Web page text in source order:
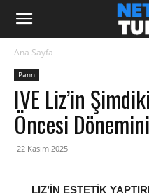
Ana Sayfa
Pann
IVE Liz’in
Öncesi
22 Kasım 2025
LIZ’İN ESTETİK